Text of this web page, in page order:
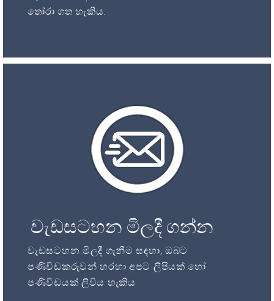
තෝරා ගත හැකිය.
වැඩසටහන මිලදී ගන්න
වැඩසටහන මිලදී ගැනීම සඳහා, ඔබට
පණිවිඩකරුවන් හරහා අපට ලිපියක් හෝ
පණිවිඩයක් ලිවිය හැකිය